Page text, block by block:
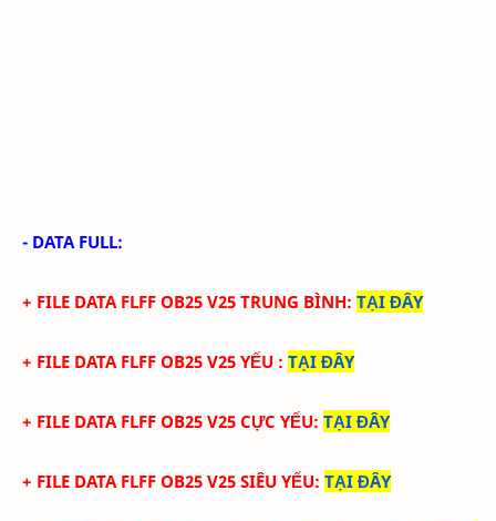
- DATA FULL:
+ FILE DATA FLFF OB25 V25 TRUNG BÌNH: TẠI ĐÂY
+ FILE DATA FLFF OB25 V25 YẾU : TẠI ĐÂY
+ FILE DATA FLFF OB25 V25 CỰC YẾU: TẠI ĐÂY
+ FILE DATA FLFF OB25 V25 SIÊU YẾU: TẠI ĐÂY